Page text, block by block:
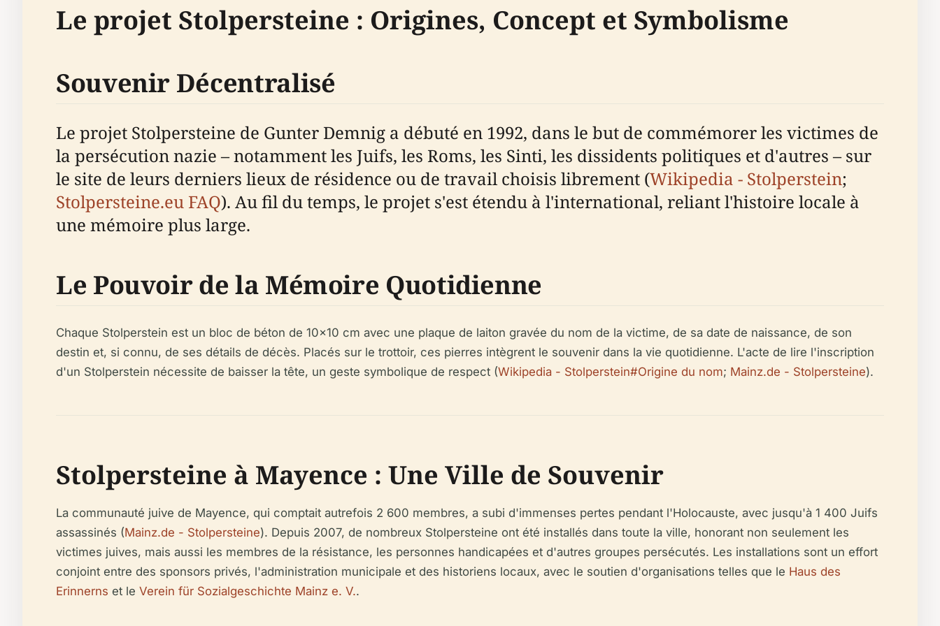
Le projet Stolpersteine : Origines, Concept et Symbolisme
Souvenir Décentralisé
Le projet Stolpersteine de Gunter Demnig a débuté en 1992, dans le but de commémorer les victimes de
la persécution nazie – notamment les Juifs, les Roms, les Sinti, les dissidents politiques et d'autres – sur
le site de leurs derniers lieux de résidence ou de travail choisis librement (Wikipedia - Stolperstein;
Stolpersteine.eu FAQ). Au fil du temps, le projet s'est étendu à l'international, reliant l'histoire locale à
une mémoire plus large.
Le Pouvoir de la Mémoire Quotidienne
Chaque Stolperstein est un bloc de béton de 10x10 cm avec une plaque de laiton gravée du nom de la victime, de sa date de naissance, de son
destin et, si connu, de ses détails de décès. Placés sur le trottoir, ces pierres intègrent le souvenir dans la vie quotidienne. L'acte de lire l'inscription
d'un Stolperstein nécessite de baisser la tête, un geste symbolique de respect (Wikipedia - Stolperstein#Origine du nom; Mainz.de - Stolpersteine).
Stolpersteine à Mayence : Une Ville de Souvenir
La communauté juive de Mayence, qui comptait autrefois 2 600 membres, a subi d'immenses pertes pendant l'Holocauste, avec jusqu'à 1 400 Juifs
assassinés (Mainz.de - Stolpersteine). Depuis 2007, de nombreux Stolpersteine ont été installés dans toute la ville, honorant non seulement les
victimes juives, mais aussi les membres de la résistance, les personnes handicapées et d'autres groupes persécutés. Les installations sont un effort
conjoint entre des sponsors privés, l'administration municipale et des historiens locaux, avec le soutien d'organisations telles que le Haus des
Erinnerns et le Verein für Sozialgeschichte Mainz e. V..